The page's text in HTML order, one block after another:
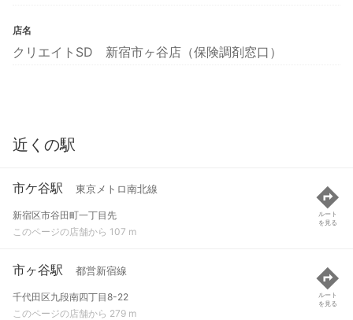
店名
クリエイトSD 新宿市ヶ谷店（保険調剤窓口）
近くの駅
市ケ谷駅 東京メトロ南北線
新宿区市谷田町一丁目先
このページの店舗から 107 m
ルート
を見る
市ヶ谷駅 都営新宿線
千代田区九段南四丁目8-22
このページの店舗から 279 m
ルート
を見る